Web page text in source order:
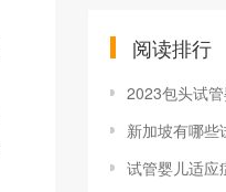
阅读排行
2023包头试
新加坡有哪些
试管婴儿适应症